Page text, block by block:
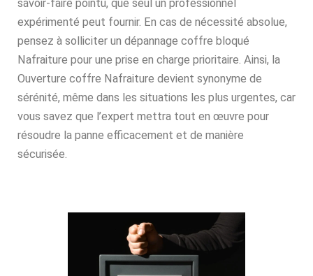
savoir-faire pointu, que seul un professionnel
expérimenté peut fournir. En cas de nécessité absolue,
pensez à solliciter un dépannage coffre bloqué
Nafraiture pour une prise en charge prioritaire. Ainsi, la
Ouverture coffre Nafraiture devient synonyme de
sérénité, même dans les situations les plus urgentes, car
vous savez que l’expert mettra tout en œuvre pour
résoudre la panne efficacement et de manière
sécurisée.